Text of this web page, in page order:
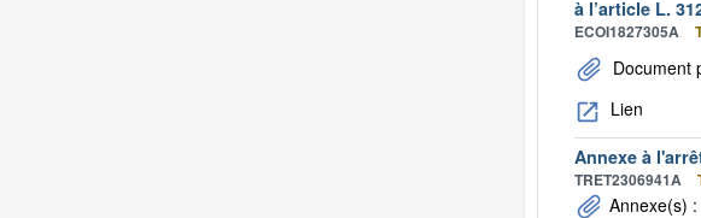
à l’article L.
ECOI1827305A
Document
Lien
Annexe à
TRET2306941A
Annexe(s) :